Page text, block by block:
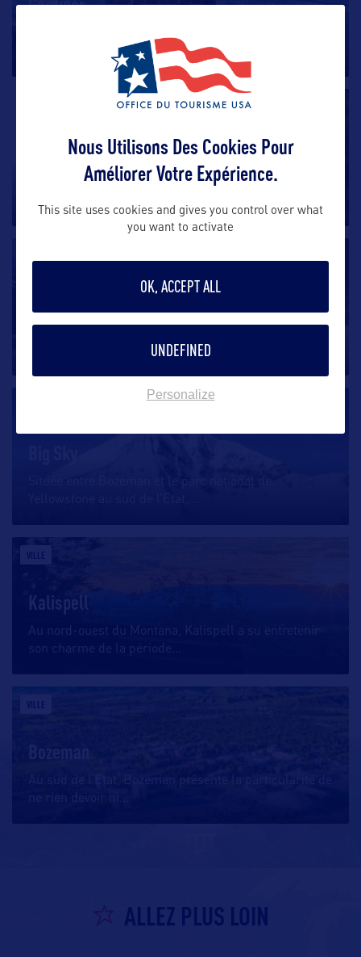
…
Helena
Au centre-ouest de l’Etat, Helena est née de la Ruée
Bozeman, Red Lodge est …
VILLE
Kalispell
Au nord-ouest du Montana, Kalispell a su entretenir
son charme de la période
VILLE
Bozeman
Au sud de l’Etat, Bozeman présente la particularité de
ALLEZ PLUS LOIN
Nous Utilisons Des Cookies Pour
Améliorer Votre Expérience.
This site uses cookies and gives you control over what
you want to activate
OK, ACCEPT ALL
UNDEFINED
Personalize